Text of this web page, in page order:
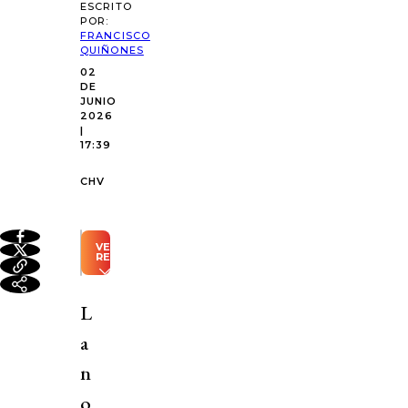
ESCRITO
POR:
FRANCISCO
QUIÑONES
02
DE
JUNIO
2026
|
17:39
CHV
VER
RESUMEN
generado
Inteligencia
La
L
a
n